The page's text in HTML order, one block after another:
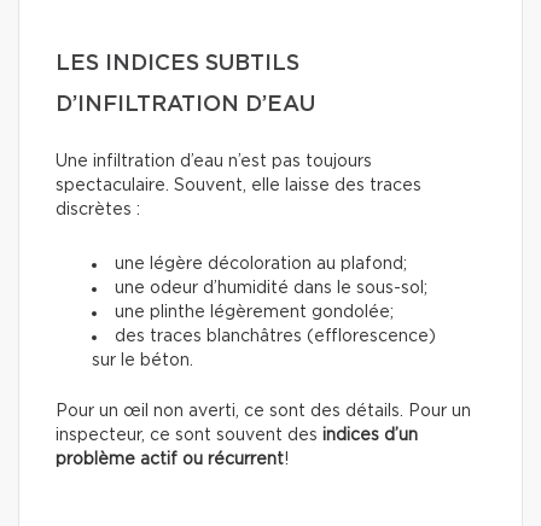
LES INDICES SUBTILS
D’INFILTRATION D’EAU
Une infiltration d’eau n’est pas toujours
spectaculaire. Souvent, elle laisse des traces
discrètes :
une légère décoloration au plafond;
une odeur d’humidité dans le sous-sol;
une plinthe légèrement gondolée;
des traces blanchâtres (efflorescence)
sur le béton.
Pour un œil non averti, ce sont des détails. Pour un
inspecteur, ce sont souvent des indices d’un
problème actif ou récurrent!